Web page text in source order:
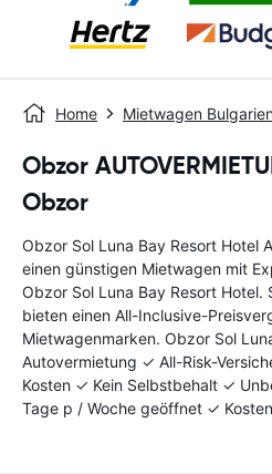
Home Mietwagen
Obzor
Obzor
Obzor Sol Luna Bay Resort Hotel
einen günstigen Mietwagen mit
Obzor Sol Luna Bay Resort Hotel.
bieten einen All-Inclusive-
Mietwagenmarken. Obzor Sol
Autovermietung ✓ All-Risk-
Kosten ✓ Kein Selbstbehalt ✓
Tage p / Woche geöffnet ✓